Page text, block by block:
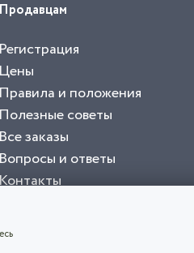
Продавцам
Регистрация
Цены
Правила и положения
Полезные советы
Все заказы
Вопросы и ответы
и торговые марки представленные на